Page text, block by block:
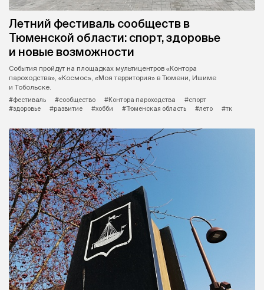
Летний фестиваль сообществ в
Тюменской области: спорт, здоровье
и новые возможности
События пройдут на площадках мультицентров «Контора
пароходства», «Космос», «Моя территория» в Тюмени, Ишиме
и Тобольске.
#фестиваль
#сообщество #Контора пароходства
#спорт
#здоровье
#развитие #хобби #Тюменская область #лето #тк